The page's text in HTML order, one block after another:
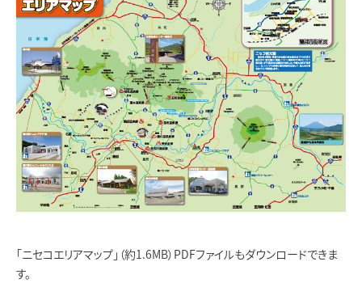
「ニセコエリアマップ」（約1.6MB）PDFファイルもダウンロードできま
す。